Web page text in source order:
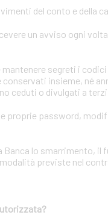
del conto e della
un avviso ogni
segreti i
conservati insieme, né
ceduti o divulgati a
password,
lo smarrimento, il
previste nel